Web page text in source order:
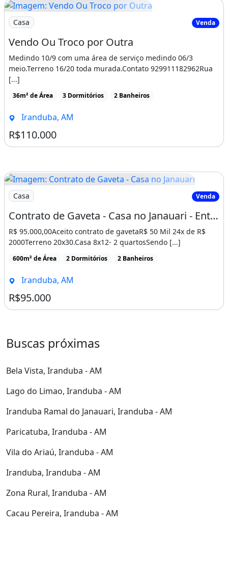
Imagem: Vendo Ou Troco por Outra
Casa Venda
Vendo Ou Troco por Outra
Medindo 10/9 com uma área de serviço medindo 06/3
meio.Terreno 16/20 toda murada.Contato 929911182962Rua
[...]
36m² de Área 3 Dormitórios 2 Banheiros
Iranduba, AM
R$110.000
Imagem: Contrato de Gaveta - Casa no Janauari
Casa Venda
Contrato de Gaveta - Casa no Janauari - Entrada Parcelas
R$ 95.000,00Aceito contrato de gavetaR$ 50 Mil 24x de R$
2000Terreno 20x30.Casa 8x12- 2 quartosSendo [...]
600m² de Área 2 Dormitórios 2 Banheiros
Iranduba, AM
R$95.000
Buscas próximas
Bela Vista, Iranduba - AM
Lago do Limao, Iranduba - AM
Iranduba Ramal do Janauari, Iranduba - AM
Paricatuba, Iranduba - AM
Vila do Ariaú, Iranduba - AM
Iranduba, Iranduba - AM
Zona Rural, Iranduba - AM
Cacau Pereira, Iranduba - AM